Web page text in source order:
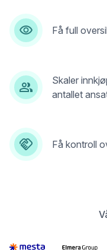
Få full
Skaler
antallet
Få kontroll